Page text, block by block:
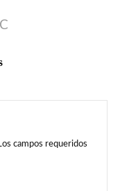
campos requeridos